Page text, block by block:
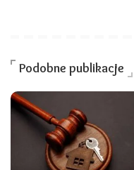
Podobne publikacje